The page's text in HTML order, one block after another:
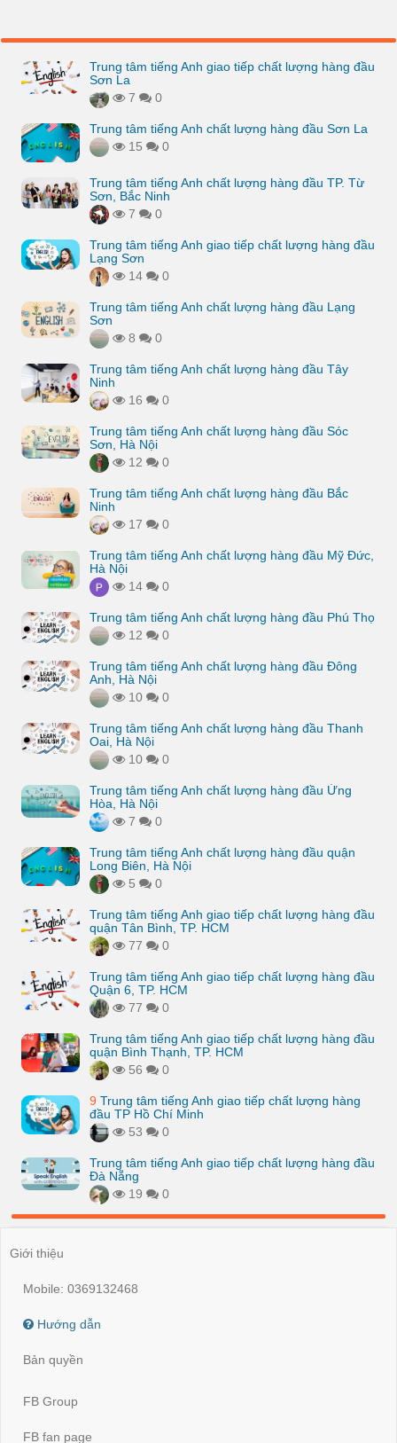
Trung tâm tiếng Anh giao tiếp chất lượng hàng đầu
Sơn La
7
0
Trung tâm tiếng Anh chất lượng hàng đầu Sơn La
15
0
Trung tâm tiếng Anh chất lượng hàng đầu TP. Từ
Sơn, Bắc Ninh
7
0
Trung tâm tiếng Anh giao tiếp chất lượng hàng đầu
Lạng Sơn
14
0
Trung tâm tiếng Anh chất lượng hàng đầu Lạng
Sơn
8
0
Trung tâm tiếng Anh chất lượng hàng đầu Tây
Ninh
16
0
Trung tâm tiếng Anh chất lượng hàng đầu Sóc
Sơn, Hà Nội
12
0
Trung tâm tiếng Anh chất lượng hàng đầu Bắc
Ninh
17
0
Trung tâm tiếng Anh chất lượng hàng đầu Mỹ Đức,
Hà Nội
14
0
Trung tâm tiếng Anh chất lượng hàng đầu Phú Thọ
12
0
Trung tâm tiếng Anh chất lượng hàng đầu Đông
Anh, Hà Nội
10
0
Trung tâm tiếng Anh chất lượng hàng đầu Thanh
Oai, Hà Nội
10
0
Trung tâm tiếng Anh chất lượng hàng đầu Ứng
Hòa, Hà Nội
7
0
Trung tâm tiếng Anh chất lượng hàng đầu quận
Long Biên, Hà Nội
5
0
Trung tâm tiếng Anh giao tiếp chất lượng hàng đầu
quận Tân Bình, TP. HCM
77
0
Trung tâm tiếng Anh giao tiếp chất lượng hàng đầu
Quận 6, TP. HCM
77
0
Trung tâm tiếng Anh giao tiếp chất lượng hàng đầu
quận Bình Thạnh, TP. HCM
56
0
9 Trung tâm tiếng Anh giao tiếp chất lượng hàng
đầu TP Hồ Chí Minh
53
0
Trung tâm tiếng Anh giao tiếp chất lượng hàng đầu
Đà Nẵng
19
0
Giới thiệu
Mobile: 0369132468
Hướng dẫn
Bản quyền
FB Group
FB fan page